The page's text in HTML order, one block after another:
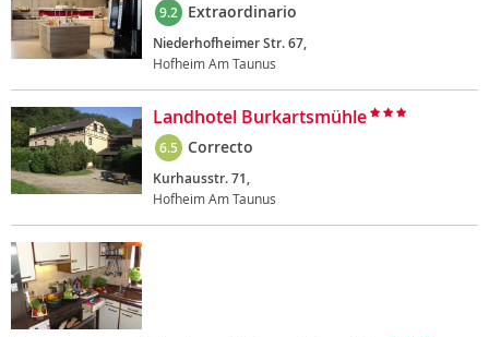
9.2 Extraordinario
Niederhofheimer Str. 67,
Hofheim Am Taunus
Landhotel Burkartsmühle
6.5 Correcto
Kurhausstr. 71,
Hofheim Am Taunus